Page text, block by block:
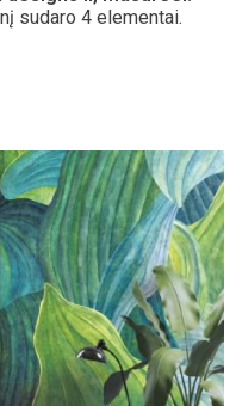
sudaro 4 elementai.